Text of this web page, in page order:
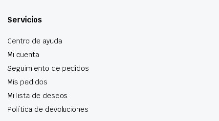
Servicios
Centro de ayuda
Mi cuenta
Seguimiento de pedidos
Mis pedidos
Mi lista de deseos
Política de devoluciones